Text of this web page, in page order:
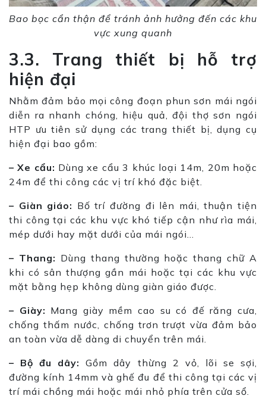
Bao bọc cẩn thận để tránh ảnh hưởng đến các khu
vực xung quanh
3.3. Trang thiết bị hỗ trợ
hiện đại
Nhằm đảm bảo mọi công đoạn phun sơn mái ngói
diễn ra nhanh chóng, hiệu quả, đội thợ sơn ngói
HTP ưu tiên sử dụng các trang thiết bị, dụng cụ
hiện đại bao gồm:
– Xe cẩu: Dùng xe cẩu 3 khúc loại 14m, 20m hoặc
24m để thi công các vị trí khó đặc biệt.
– Giàn giáo: Bố trí đường đi lên mái, thuận tiện
thi công tại các khu vực khó tiếp cận như rìa mái,
mép dưới hay mặt dưới của mái ngói…
– Thang: Dùng thang thường hoặc thang chữ A
khi có sân thượng gần mái hoặc tại các khu vực
mặt bằng hẹp không dùng giàn giáo được.
– Giày: Mang giày mềm cao su có đế răng cưa,
chống thấm nước, chống trơn trượt vừa đảm bảo
an toàn vừa dễ dàng di chuyển trên mái.
– Bộ đu dây: Gồm dây thừng 2 vỏ, lõi se sợi,
đường kính 14mm và ghế đu để thi công tại các vị
trí mái chồng mái hoặc mái nhỏ phía trên cửa sổ.